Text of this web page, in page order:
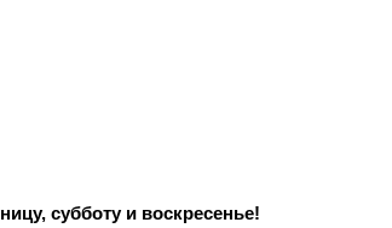
субботу и воскресенье!